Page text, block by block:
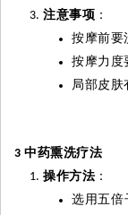
注意事项 ：
按摩前要
按摩力度
局部皮肤
3 中药熏洗疗法
操作方法 ：
选用五倍